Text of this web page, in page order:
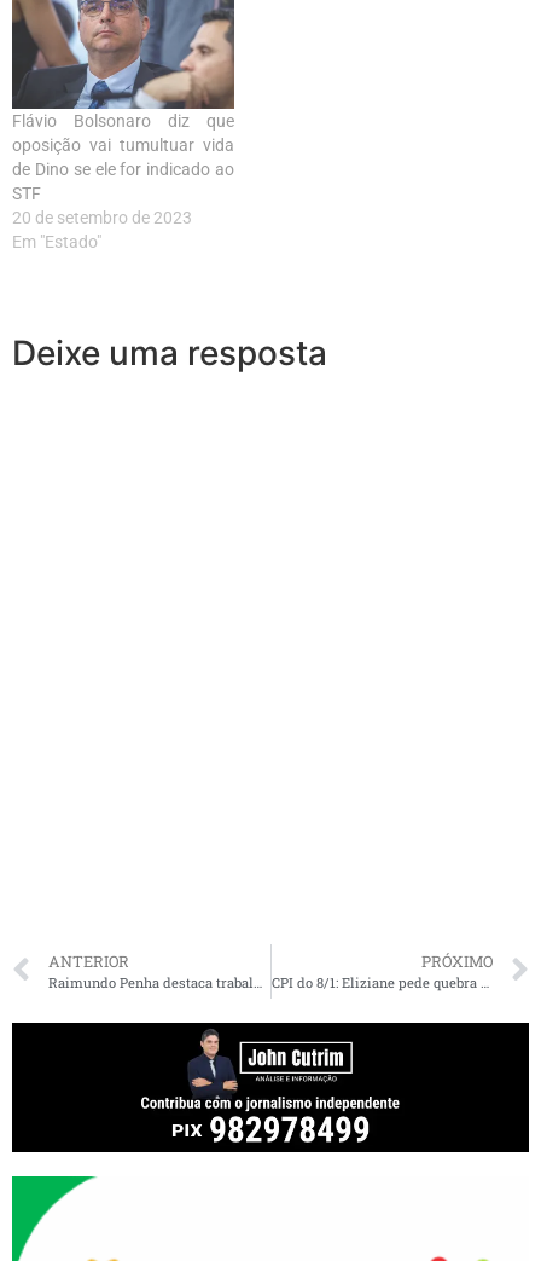
Flávio Bolsonaro diz que
oposição vai tumultuar vida
de Dino se ele for indicado ao
STF
20 de setembro de 2023
Em "Estado"
Deixe uma resposta
ANTERIOR PRÓXIMO